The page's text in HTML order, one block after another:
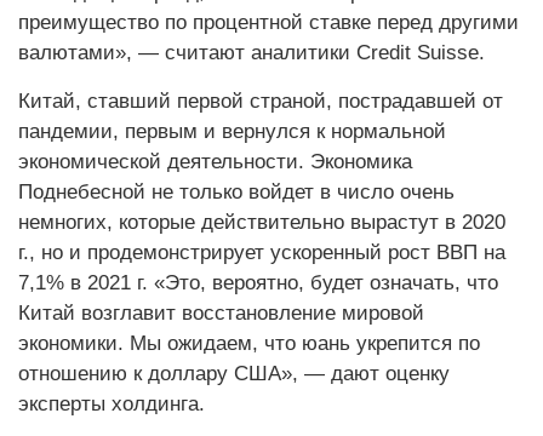
преимущество по процентной ставке перед другими
валютами», — считают аналитики Credit Suisse.
Китай, ставший первой страной, пострадавшей от
пандемии, первым и вернулся к нормальной
экономической деятельности. Экономика
Поднебесной не только войдет в число очень
немногих, которые действительно вырастут в 2020
г., но и продемонстрирует ускоренный рост ВВП на
7,1% в 2021 г. «Это, вероятно, будет означать, что
Китай возглавит восстановление мировой
экономики. Мы ожидаем, что юань укрепится по
отношению к доллару США», — дают оценку
эксперты холдинга.